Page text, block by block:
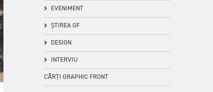
EVENIMENT
ȘTIREA GF
DESIGN
INTERVIU
CĂRȚI GRAPHIC FRONT